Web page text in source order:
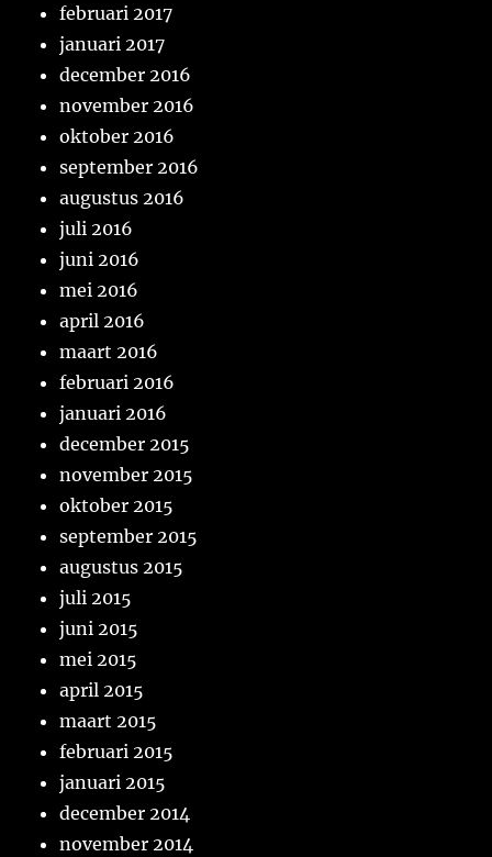
februari 2017
januari 2017
december 2016
november 2016
oktober 2016
september 2016
augustus 2016
juli 2016
juni 2016
mei 2016
april 2016
maart 2016
februari 2016
januari 2016
december 2015
november 2015
oktober 2015
september 2015
augustus 2015
juli 2015
juni 2015
mei 2015
april 2015
maart 2015
februari 2015
januari 2015
december 2014
november 2014